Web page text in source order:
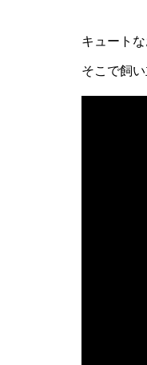
キュート
そこで飼